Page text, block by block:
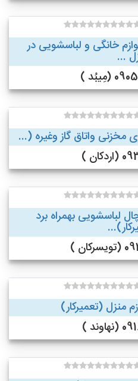
خانگی و لباسشویی در
...
)
مخزنی واتاق گاز وغیره (...
)
بهمراه برد
)
منزل (تعمیرکار)
)